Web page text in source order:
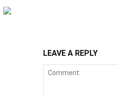
LEAVE A REPLY